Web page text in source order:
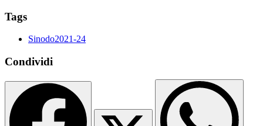
Tags
Sinodo2021-24
Condividi